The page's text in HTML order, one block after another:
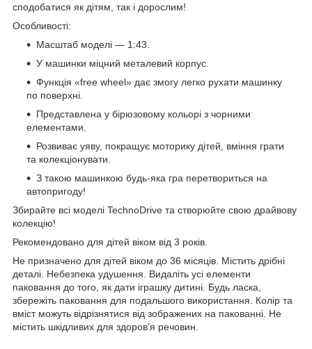
сподобатися як дітям, так і дорослим!
Особливості:
Масштаб моделі — 1:43.
У машинки міцний металевий корпус.
Функція «free wheel» дає змогу легко рухати машинку
по поверхні.
Представлена у бірюзовому кольорі з чорними
елементами.
Розвиває уяву, покращує моторику дітей, вміння грати
та колекціонувати.
З такою машинкою будь-яка гра перетвориться на
автопригоду!
Збирайте всі моделі TechnoDrive та створюйте свою драйвову
колекцію!
Рекомендовано для дітей віком від 3 років.
Не призначено для дітей віком до 36 місяців. Містить дрібні
деталі. Небезпека удушення. Видаліть усі елементи
паковання до того, як дати іграшку дитині. Будь ласка,
збережіть паковання для подальшого використання. Колір та
вміст можуть відрізнятися від зображених на пакованні. Не
містить шкідливих для здоров'я речовин.